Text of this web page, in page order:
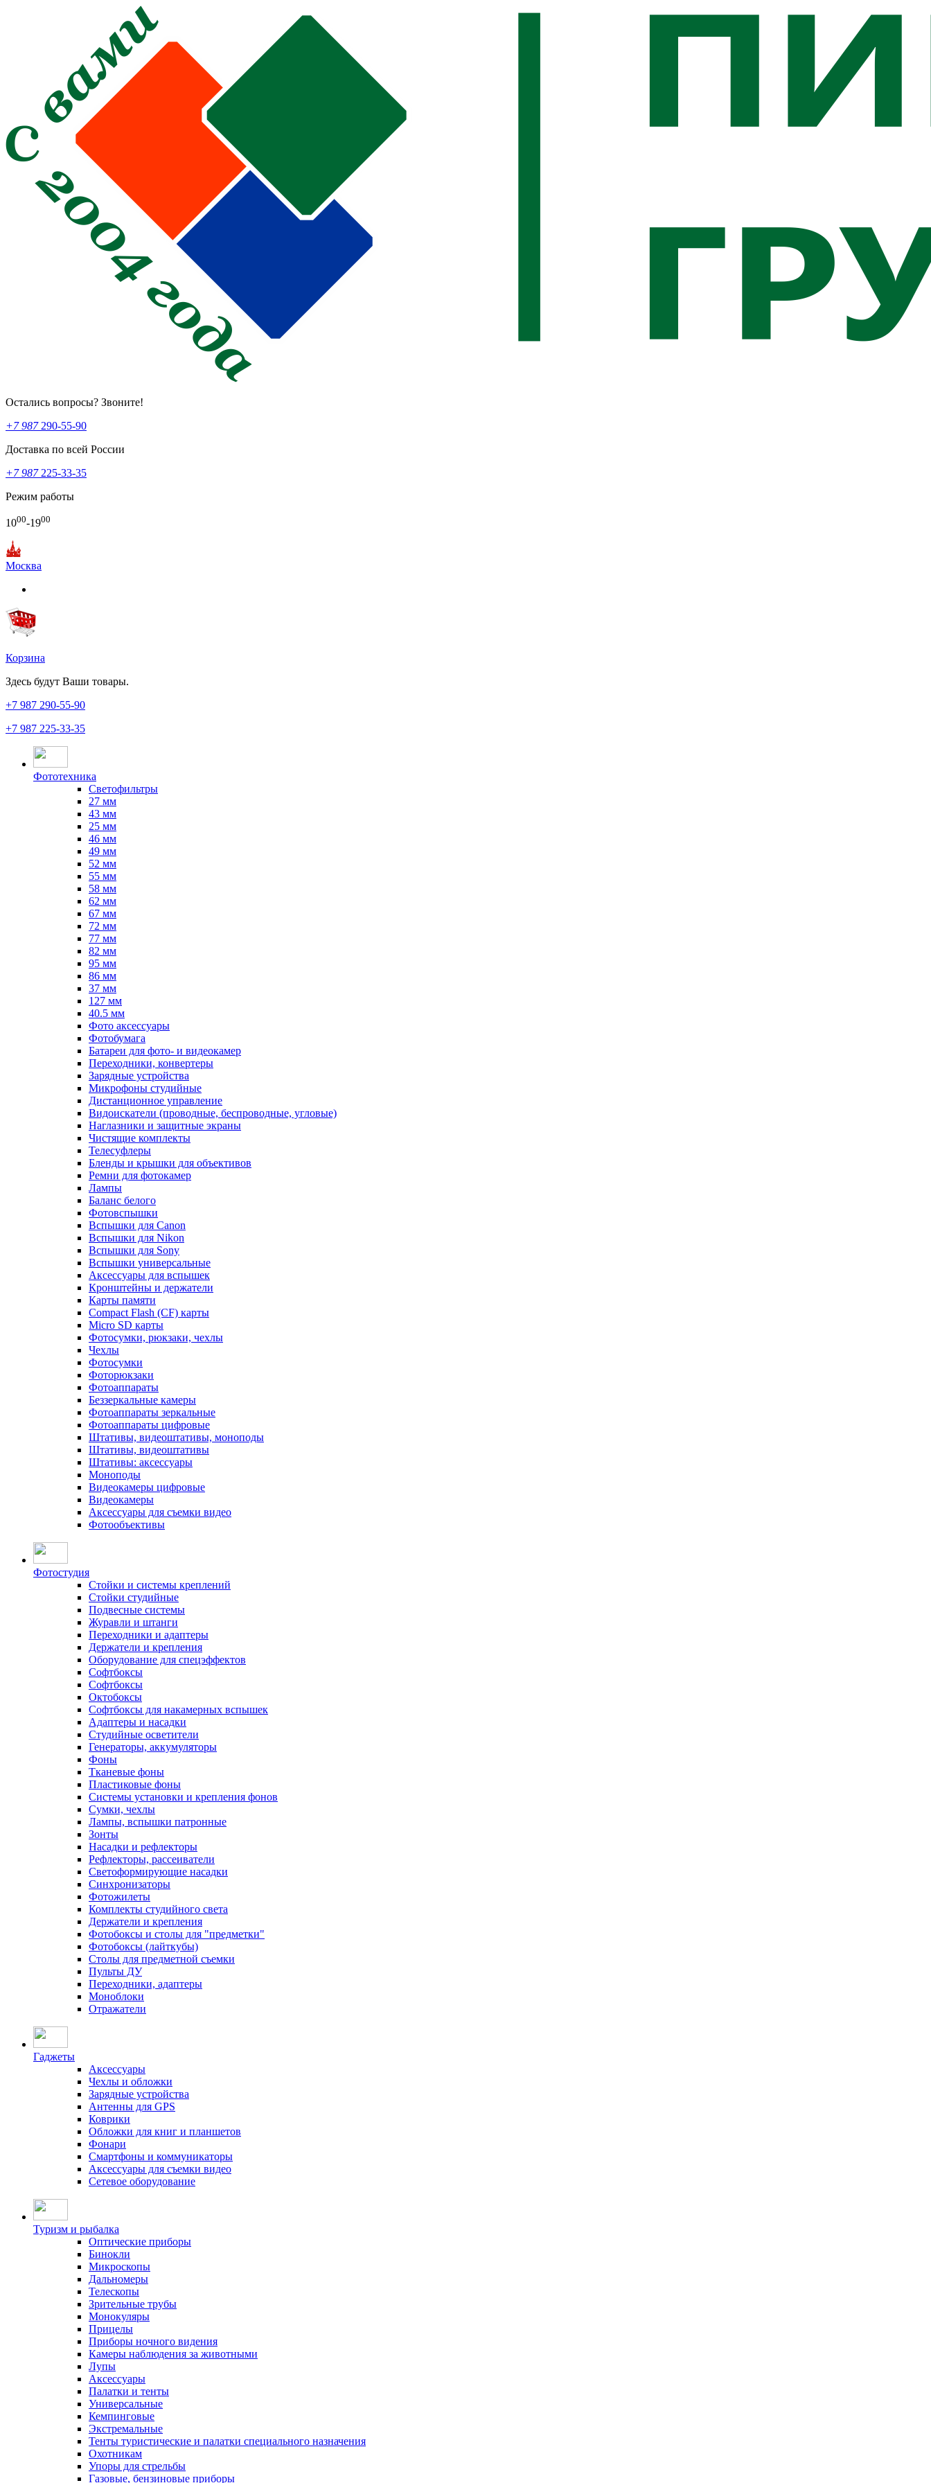
Остались вопросы? Звоните!
+7 987290-55-90
Доставка по всей России
+7 987225-33-35
Режим работы
1000-1900
Москва
Корзина
Здесь будут Ваши товары.
+7 987 290-55-90
+7 987 225-33-35
Фототехника
Светофильтры
27 мм
43 мм
25 мм
46 мм
49 мм
52 мм
55 мм
58 мм
62 мм
67 мм
72 мм
77 мм
82 мм
95 мм
86 мм
37 мм
127 мм
40.5 мм
Фото аксессуары
Фотобумага
Батареи для фото- и видеокамер
Переходники, конвертеры
Зарядные устройства
Микрофоны студийные
Дистанционное управление
Видоискатели (проводные, беспроводные, угловые)
Наглазники и защитные экраны
Чистящие комплекты
Телесуфлеры
Бленды и крышки для объективов
Ремни для фотокамер
Лампы
Баланс белого
Фотовспышки
Вспышки для Canon
Вспышки для Nikon
Вспышки для Sony
Вспышки универсальные
Аксесcуары для вспышек
Кронштейны и держатели
Карты памяти
Compact Flash (CF) карты
Micro SD карты
Фотосумки, рюкзаки, чехлы
Чехлы
Фотосумки
Фоторюкзаки
Фотоаппараты
Беззеркальные камеры
Фотоаппараты зеркальные
Фотоаппараты цифровые
Штативы, видеоштативы, моноподы
Штативы, видеоштативы
Штативы: аксессуары
Моноподы
Видеокамеры цифровые
Видеокамеры
Аксессуары для съемки видео
Фотообъективы
Фотостудия
Стойки и системы креплений
Стойки студийные
Подвесные системы
Журавли и штанги
Переходники и адаптеры
Держатели и крепления
Оборудование для спецэффектов
Софтбоксы
Софтбоксы
Октобоксы
Софтбоксы для накамерных вспышек
Адаптеры и насадки
Студийные осветители
Генераторы, аккумуляторы
Фоны
Тканевые фоны
Пластиковые фоны
Системы установки и крепления фонов
Сумки, чехлы
Лампы, вспышки патронные
Зонты
Насадки и рефлекторы
Рефлекторы, рассеиватели
Светоформирующие насадки
Синхронизаторы
Фотожилеты
Комплекты студийного света
Держатели и крепления
Фотобоксы и столы для "предметки"
Фотобоксы (лайткубы)
Столы для предметной съемки
Пульты ДУ
Переходники, адаптеры
Моноблоки
Отражатели
Гаджеты
Аксессуары
Чехлы и обложки
Зарядные устройства
Антенны для GPS
Коврики
Обложки для книг и планшетов
Фонари
Смартфоны и коммуникаторы
Аксессуары для съемки видео
Сетевое оборудование
Туризм и рыбалка
Оптические приборы
Бинокли
Микроскопы
Дальномеры
Телескопы
Зрительные трубы
Монокуляры
Прицелы
Приборы ночного видения
Камеры наблюдения за животными
Лупы
Аксессуары
Палатки и тенты
Универсальные
Кемпинговые
Экстремальные
Тенты туристические и палатки специального назначения
Охотникам
Упоры для стрельбы
Газовые, бензиновые приборы